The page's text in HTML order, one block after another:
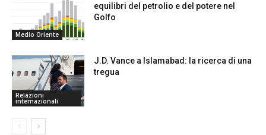
Medio Oriente
equilibri del petrolio e del potere nel
Golfo
Relazioni
internazionali
J.D. Vance a Islamabad: la ricerca di una
tregua